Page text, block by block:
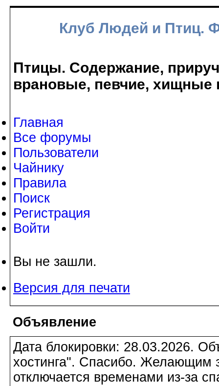
Клуб Людей и Птиц.
Птицы. Содержание,
врановые, певчие, хищные
Главная
Все форумы
Пользователи
Чайнику
Правила
Поиск
Регистрация
Войти
Вы не зашли.
Версия для печати
Объявление
Дата блокировки: 28.03.2026.
хостинга". Спасибо. Желающим
отключается временами из-за